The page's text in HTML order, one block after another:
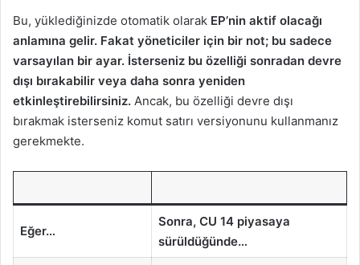
Bu, yüklediğinizde otomatik olarak EP’nin aktif olacağı
anlamına gelir. Fakat yöneticiler için bir not; bu sadece
varsayılan bir ayar. İsterseniz bu özelliği sonradan devre
dışı bırakabilir veya daha sonra yeniden
etkinleştirebilirsiniz. Ancak, bu özelliği devre dışı
bırakmak isterseniz komut satırı versiyonunu kullanmanız
gerekmekte.
Eğer…
Sonra, CU 14 piyasaya
sürüldüğünde…